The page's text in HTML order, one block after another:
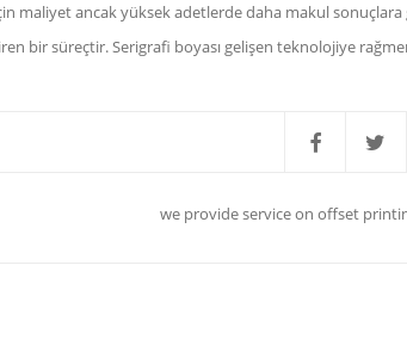
maliyet ancak yüksek adetlerde daha makul
bir süreçtir. Serigrafi boyası gelişen teknolojiye
we provide service on offset